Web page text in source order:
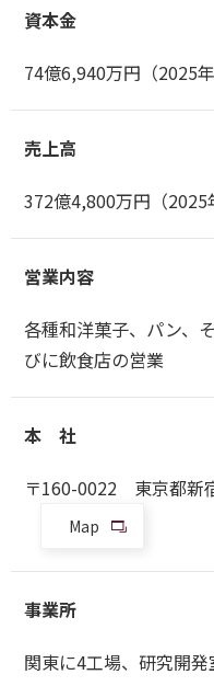
資本金
74億6,940万円（2025
売上高
372億4,800万円（2025
営業内容
各種和洋菓子、パン、
びに飲食店の営業
本 社
〒160-0022 東京都新
Map
事業所
関東に4工場、研究開